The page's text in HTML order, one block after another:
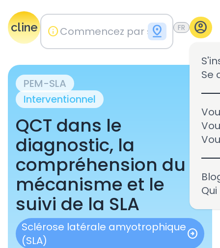
cline info pin_drop FR account_circle
Se
Vous êtes le promoteur
l'essai clinique
Pour prendre le contrôle des
publiées sur Cline sur cet essai
de préciser vos coordonnées ci-
Interventionnel
PEM-SLA
QCT dans le
diagnostic, la
compréhension du
mécanisme et le
suivi de la SLA
Sclérose latérale amyotrophique
(SLA)
arrow_circle_right